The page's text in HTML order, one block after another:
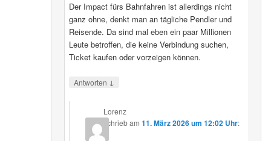
Der Impact fürs Bahnfahren ist allerdings nicht
ganz ohne, denkt man an tägliche Pendler und
Reisende. Da sind mal eben ein paar Millionen
Leute betroffen, die keine Verbindung suchen,
Ticket kaufen oder vorzeigen können.
Antworten ↓
Lorenz
schriebam11. März 2026 um 12:02 Uhr: